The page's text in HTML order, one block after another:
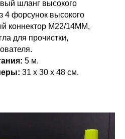
шланг высокого
4 форсунок высокого
коннектор M22/14ММ,
для прочистки,
5 м.
31 x 30 x 48 см.